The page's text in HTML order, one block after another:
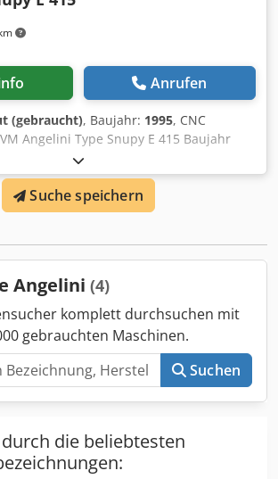
Anrufen
(gebraucht), Baujahr: 1995, CNC
Angelini Type Snupy E 415 Baujahr
Fanuc 21 i-T Umlaufdurchmesser 415
mm Drehzahlen bis 4500 U / min
kw Revolver 11 fach Cedpfxsvt U H He
Auffangeinrichtung Werkzeuge
Suche speichern
Angelini (4)
komplett durchsuchen mit
gebrauchten Maschinen.
Suchen
die beliebtesten